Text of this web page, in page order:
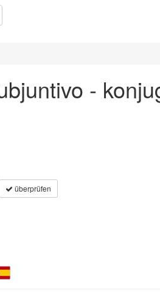
-
überprüfen